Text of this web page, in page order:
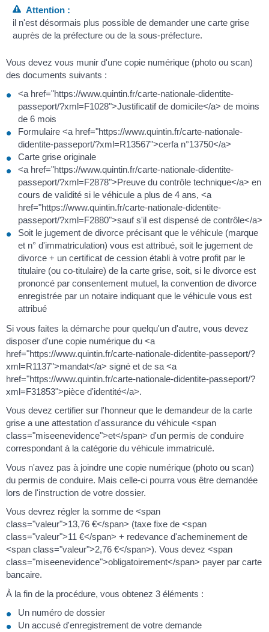
Attention :
il n'est désormais plus possible de demander une carte grise
auprès de la préfecture ou de la sous-préfecture.
Vous devez vous munir d'une copie numérique (photo ou scan)
des documents suivants :
<a href="https://www.quintin.fr/carte-nationale-didentite-
passeport/?xml=F1028">Justificatif de domicile</a> de moins
de 6 mois
Formulaire <a href="https://www.quintin.fr/carte-nationale-
didentite-passeport/?xml=R13567">cerfa n°13750</a>
Carte grise originale
<a href="https://www.quintin.fr/carte-nationale-didentite-
passeport/?xml=F2878">Preuve du contrôle technique</a> en
cours de validité si le véhicule a plus de 4 ans, <a
href="https://www.quintin.fr/carte-nationale-didentite-
passeport/?xml=F2880">sauf s'il est dispensé de contrôle</a>
Soit le jugement de divorce précisant que le véhicule (marque
et n° d'immatriculation) vous est attribué, soit le jugement de
divorce + un certificat de cession établi à votre profit par le
titulaire (ou co-titulaire) de la carte grise, soit, si le divorce est
prononcé par consentement mutuel, la convention de divorce
enregistrée par un notaire indiquant que le véhicule vous est
attribué
Si vous faites la démarche pour quelqu'un d'autre, vous devez
disposer d'une copie numérique du <a
href="https://www.quintin.fr/carte-nationale-didentite-passeport/?
xml=R1137">mandat</a> signé et de sa <a
href="https://www.quintin.fr/carte-nationale-didentite-passeport/?
xml=F31853">pièce d'identité</a>.
Vous devez certifier sur l'honneur que le demandeur de la carte
grise a une attestation d'assurance du véhicule <span
class="miseenevidence">et</span> d'un permis de conduire
correspondant à la catégorie du véhicule immatriculé.
Vous n'avez pas à joindre une copie numérique (photo ou scan)
du permis de conduire. Mais celle-ci pourra vous être demandée
lors de l'instruction de votre dossier.
Vous devrez régler la somme de <span
class="valeur">13,76 €</span> (taxe fixe de <span
class="valeur">11 €</span> + redevance d'acheminement de
<span class="valeur">2,76 €</span>). Vous devez <span
class="miseenevidence">obligatoirement</span> payer par carte
bancaire.
À la fin de la procédure, vous obtenez 3 éléments :
Un numéro de dossier
Un accusé d'enregistrement de votre demande